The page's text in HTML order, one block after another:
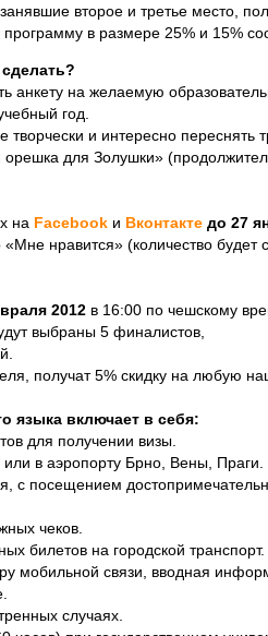
второе и третье место,
в размере 25% и 15%
анкету на желаемую
год.
творчески и интересно переснять
орешка для Золушки»
на Facebookи Вконтакте до 27
нравится» (количество будет
2012в 16:00 по чешскому
выбраны 5 финалистов,
получат 5% скидку на любую
языка включает в себя:
для получении визы.
в аэропорту Брно, Вены, Праги.
с посещением
чеков.
билетов на городской транспорт.
мобильной связи, вводная
случаях.